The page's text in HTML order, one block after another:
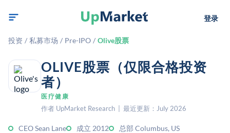
登录
投资 / 私募市场 / Pre-IPO / Olive股票
OLIVE股票（仅限合格投资
者）
医疗健康
作者 UpMarket Research | 最近更新：July 2026
CEO Sean Lane 成立 2012 总部 Columbus, US